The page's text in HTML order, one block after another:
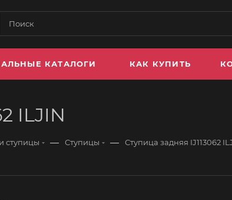
КАТАЛОГИ КАК КУПИТЬ
ILJIN
ступицы — Ступицы — Ступица задняя IJ113062